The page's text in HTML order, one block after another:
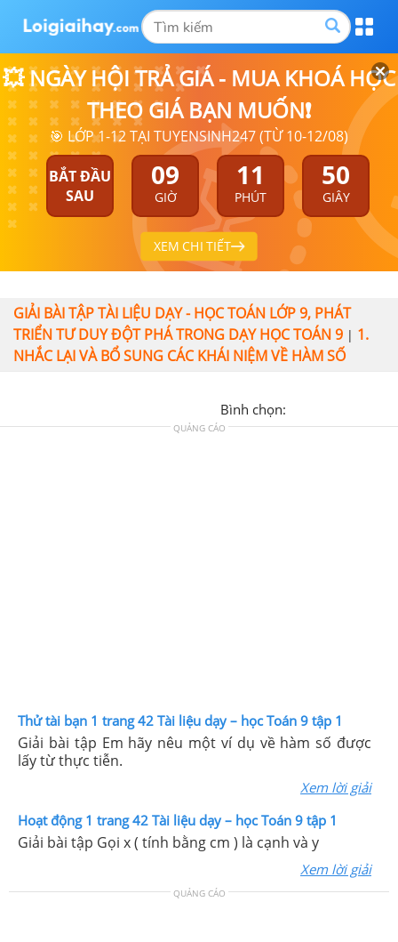
💥 NGÀY HỘI TRẢ GIÁ - MUA KHOÁ HỌC
THEO GIÁ BẠN MUỐN❗
🎯 LỚP 1-12 TẠI TUYENSINH247 (TỪ 10-12/08)
BẮT ĐẦU
SAU
09
GIỜ
11
PHÚT
50
GIÂY
XEM CHI TIẾT
GIẢI BÀI TẬP TÀI LIỆU DẠY - HỌC TOÁN LỚP 9, PHÁT
TRIỂN TƯ DUY ĐỘT PHÁ TRONG DẠY HỌC TOÁN 9 | 1.
NHẮC LẠI VÀ BỔ SUNG CÁC KHÁI NIỆM VỀ HÀM SỐ
Bình chọn:
QUẢNG CÁO
Thử tài bạn 1 trang 42 Tài liệu dạy – học Toán 9 tập 1
Giải bài tập Em hãy nêu một ví dụ về hàm số được
lấy từ thực tiễn.
Xem lời giải
Hoạt động 1 trang 42 Tài liệu dạy – học Toán 9 tập 1
Giải bài tập Gọi x ( tính bằng cm ) là cạnh và y
Xem lời giải
QUẢNG CÁO